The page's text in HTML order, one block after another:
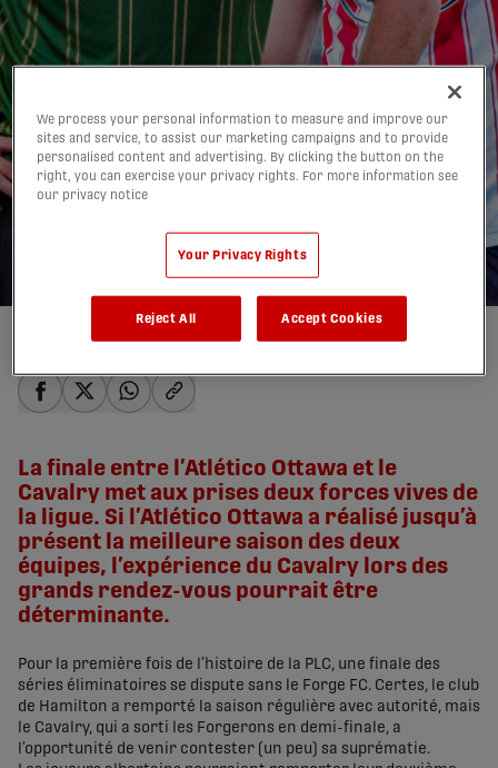
Atlético Ottawa –
Cavalry : Une finale
indécise et prometteuse
La finale entre l’Atlético Ottawa et le
Cavalry met aux prises deux forces vives de
la ligue. Si l’Atlético Ottawa a réalisé jusqu’à
présent la meilleure saison des deux
équipes, l’expérience du Cavalry lors des
grands rendez-vous pourrait être
déterminante.
Pour la première fois de l’histoire de la PLC, une finale des
séries éliminatoires se dispute sans le Forge FC. Certes, le club
de Hamilton a remporté la saison régulière avec autorité, mais
le Cavalry, qui a sorti les Forgerons en demi-finale, a
l’opportunité de venir contester (un peu) sa suprématie.
We process your personal information to measure and improve our
sites and service, to assist our marketing campaigns and to provide
personalised content and advertising. By clicking the button on the
right, you can exercise your privacy rights. For more information see
our privacy notice
Your Privacy Rights
Reject All Accept Cookies